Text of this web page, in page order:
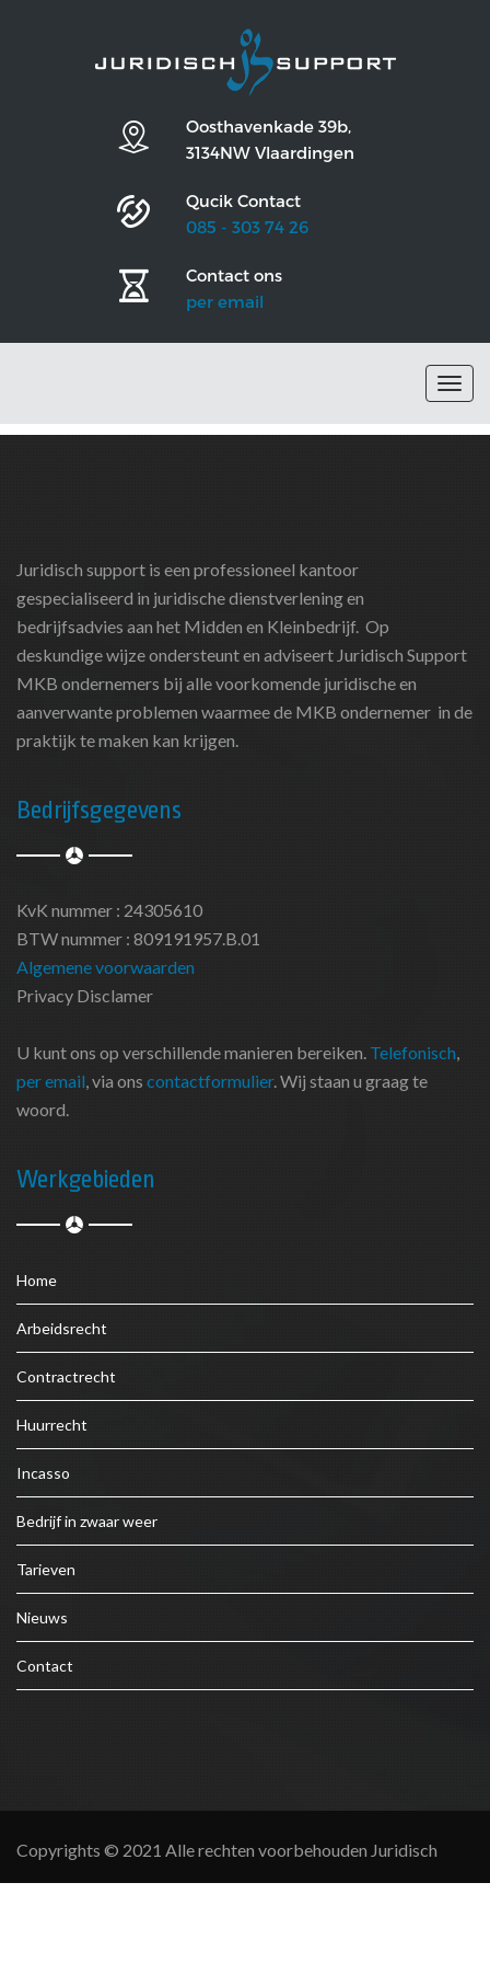
Oosthavenkade 39b,
3134NW Vlaardingen
Qucik Contact
085 - 303 74 26
Contact ons
per email
Juridisch support is een professioneel kantoor
gespecialiseerd in juridische dienstverlening en
bedrijfsadvies aan het Midden en Kleinbedrijf. Op
deskundige wijze ondersteunt en adviseert Juridisch Support
MKB ondernemers bij alle voorkomende juridische en
aanverwante problemen waarmee de MKB ondernemer in de
praktijk te maken kan krijgen.
Bedrijfsgegevens
KvK nummer : 24305610
BTW nummer : 809191957.B.01
Algemene voorwaarden
Privacy Disclamer
U kunt ons op verschillende manieren bereiken. Telefonisch,
per email, via ons contactformulier. Wij staan u graag te
woord.
Werkgebieden
Home
Arbeidsrecht
Contractrecht
Huurrecht
Incasso
Bedrijf in zwaar weer
Tarieven
Nieuws
Contact
Copyrights © 2021 Alle rechten voorbehouden Juridisch
Support